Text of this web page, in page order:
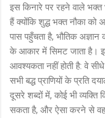
इस किनारे पर रहने वाले भक्त
हैं क्योंकि शुद्ध भक्त नौका
पास पहुँचता है, भौतिक
के आकार में सिमट जाता है।
आवश्यकता नहीं होती है: वे
सभी बद्ध प्राणियों के प्रति
दूसरे शब्दों में, कोई भी
सकता है, और ऐसा करने से वह